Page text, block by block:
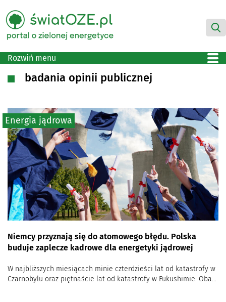
Rozwiń menu
badania opinii publicznej
Niemcy przyznają się do atomowego błędu. Polska
buduje zaplecze kadrowe dla energetyki jądrowej
W najbliższych miesiącach minie czterdzieści lat od katastrofy w
Czarnobylu oraz piętnaście lat od katastrofy w Fukushimie. Oba...
Energia jądrowa